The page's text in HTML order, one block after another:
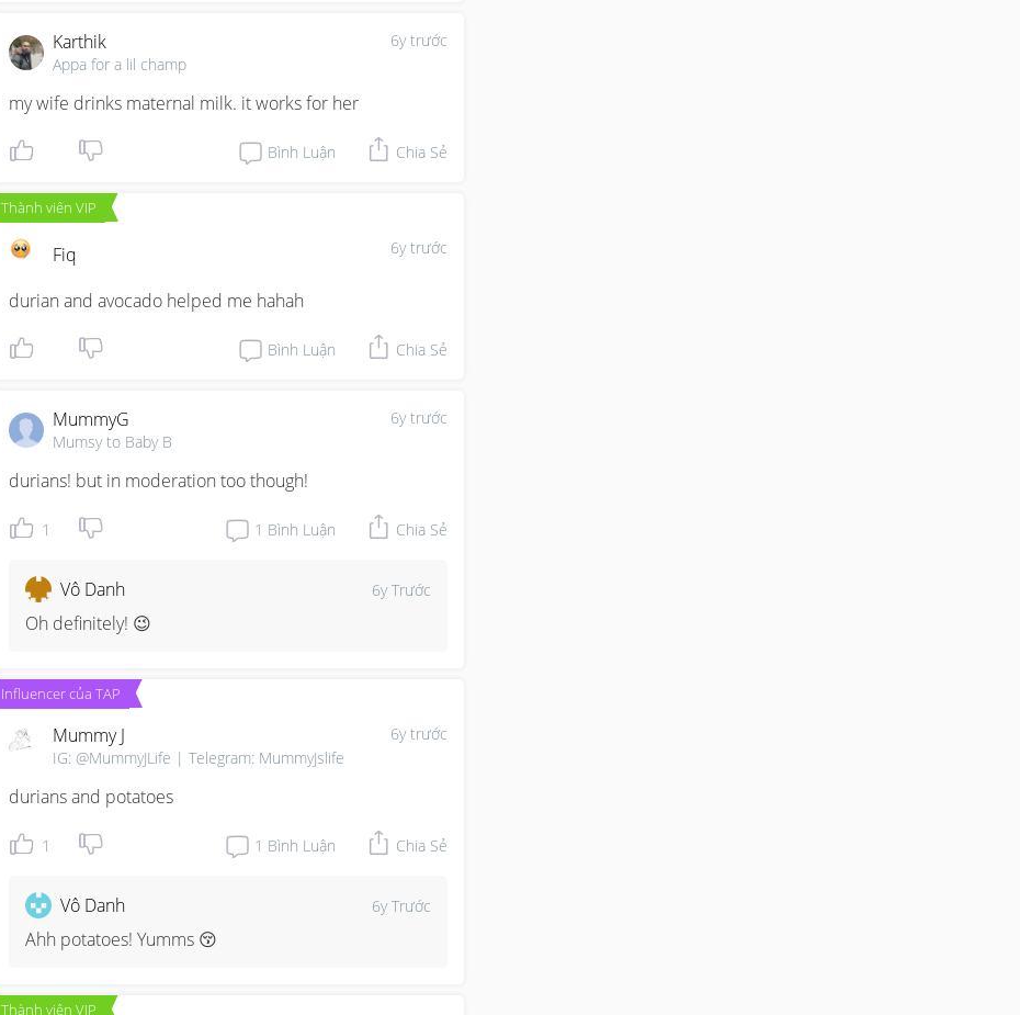
6y trước
Karthik
Appa for a lil champ
my wife drinks maternal milk. it works for her
Bình Luận Chia Sẻ
Thành viên VIP
6y trước
Fiq
durian and avocado helped me hahah
Bình Luận Chia Sẻ
6y trước
MummyG
Mumsy to Baby B
durians! but in moderation too though!
1 1 Bình Luận Chia Sẻ
Vô Danh 6y Trước
Oh definitely! 😉
Influencer của TAP
6y trước
Mummy J
IG: @MummyJLife | Telegram: MummyJslife
durians and potatoes
1 1 Bình Luận Chia Sẻ
Vô Danh 6y Trước
Ahh potatoes! Yumms 😚
Thành viên VIP